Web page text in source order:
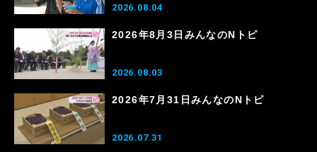
2026.08.04
2026年8月3日みんなのNトピ
2026.08.03
2026年7月31日みんなのNトピ
2026.07.31